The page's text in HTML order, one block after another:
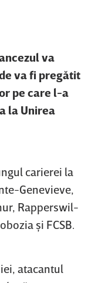
va
va fi pregătit
pe care l-a
la Unirea
carierei la
Genevieve,
Rapperswil-
şi FCSB.
atacantul